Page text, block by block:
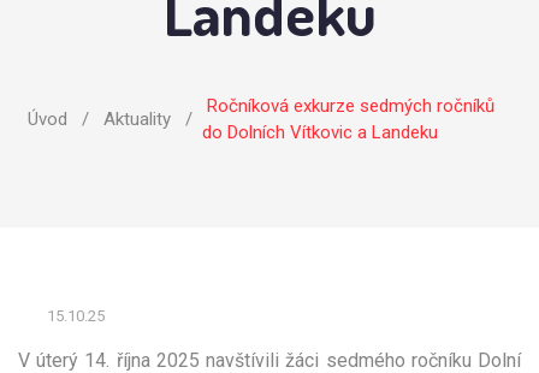
Úvod / Aktuality /
Ročníková exkurze sedmých ročníků
do Dolních Vítkovic a Landeku
15.10.25
V úterý 14. října 2025 navštívili žáci sedmého ročníku Dolní